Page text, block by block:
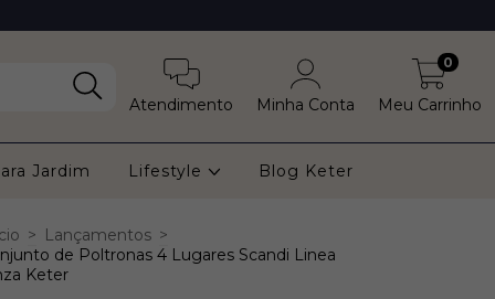
Atendimento Minha Conta Meu Carrinho
0
Jardim Lifestyle Blog Keter
> Lançamentos >
de Poltronas 4 Lugares Scandi Linea
Keter